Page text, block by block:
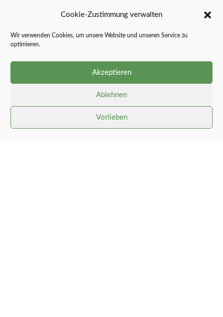
Cookie-Zustimmung verwalten
Wir verwenden Cookies, um unsere Website und unseren Service zu
optimieren.
Akzeptieren
Ablehnen
Vorlieben
Ohlsen/Claus-Peter Ohlsen und Simone
Röh/Knut Röh.
Wanderpreis, „der als optischer
Leckerbissen jedes Wohnzimmer schmückt“
Schulz ein Jahr zuhaus haben. Auch um den